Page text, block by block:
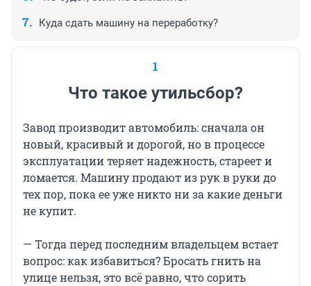
Куда сдать машину на переработку?
1
Что такое утильсбор?
Завод производит автомобиль: сначала он
новый, красивый и дорогой, но в процессе
эксплуатации теряет надежность, стареет и
ломается. Машину продают из рук в руки до
тех пор, пока ее уже никто ни за какие деньги
не купит.
— Тогда перед последним владельцем встает
вопрос: как избавиться? Бросать гнить на
улице нельзя, это всё равно, что сорить